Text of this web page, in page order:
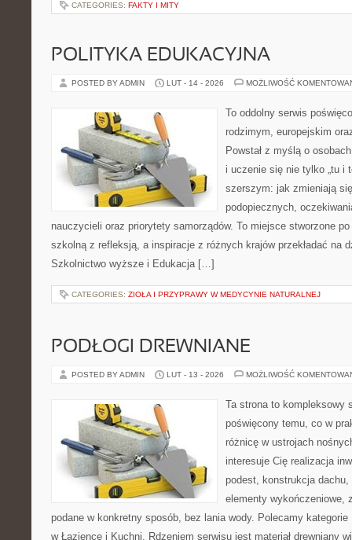
CATEGORIES: FAKTY I MITY
POLITYKA EDUKACYJNA
POSTED BY ADMIN LUT - 14 - 2026 MOŻLIWOŚĆ
To oddolny serwis
rodzimym, europejskim
Powstał z myślą o
i uczenie się nie tylko „tu i
szerszym: jak zmieniają
podopiecznych,
nauczycieli oraz priorytety samorządów. To miejsce stworzone
szkolną z refleksją, a inspiracje z różnych krajów przekładać na
Szkolnictwo wyższe i Edukacja […]
CATEGORIES: ZIOŁA I PRZYPRAWY W MEDYCYNIE NATURALNEJ
PODŁOGI DREWNIANE
POSTED BY ADMIN LUT - 13 - 2026 MOŻLIWOŚĆ
Ta strona to kompleksowy
poświęcony temu, co w
różnicę w ustrojach
interesuje Cię realizacja
podest, konstrukcja
elementy wykończeniowe,
podane w konkretny sposób, bez lania wody. Polecamy
w Łazience i Kuchni. Rdzeniem serwisu jest materiał drewniany